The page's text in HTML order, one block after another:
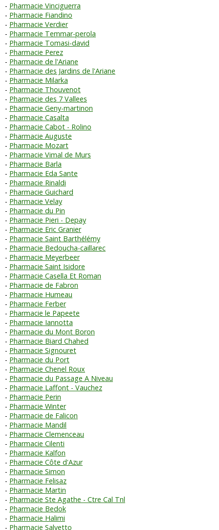
Pharmacie Vinciguerra
Pharmacie Fiandino
Pharmacie Verdier
Pharmacie Temmar-perola
Pharmacie Tomasi-david
Pharmacie Perez
Pharmacie de l'Ariane
Pharmacie des Jardins de l'Ariane
Pharmacie Milarka
Pharmacie Thouvenot
Pharmacie des 7 Vallees
Pharmacie Geny-martinon
Pharmacie Casalta
Pharmacie Cabot - Rolino
Pharmacie Auguste
Pharmacie Mozart
Pharmacie Vimal de Murs
Pharmacie Barla
Pharmacie Eda Sante
Pharmacie Rinaldi
Pharmacie Guichard
Pharmacie Velay
Pharmacie du Pin
Pharmacie Pieri - Depay
Pharmacie Eric Granier
Pharmacie Saint Barthélémy
Pharmacie Bedoucha-caillarec
Pharmacie Meyerbeer
Pharmacie Saint Isidore
Pharmacie Casella Et Roman
Pharmacie de Fabron
Pharmacie Humeau
Pharmacie Ferber
Pharmacie le Papeete
Pharmacie Iannotta
Pharmacie du Mont Boron
Pharmacie Biard Chahed
Pharmacie Signouret
Pharmacie du Port
Pharmacie Chenel Roux
Pharmacie du Passage A Niveau
Pharmacie Laffont - Vauchez
Pharmacie Perin
Pharmacie Winter
Pharmacie de Falicon
Pharmacie Mandil
Pharmacie Clemenceau
Pharmacie Cilenti
Pharmacie Kalfon
Pharmacie Côte d'Azur
Pharmacie Simon
Pharmacie Felisaz
Pharmacie Martin
Pharmacie Ste Agathe - Ctre Cal Tnl
Pharmacie Bedok
Pharmacie Halimi
Pharmacie Salvetto